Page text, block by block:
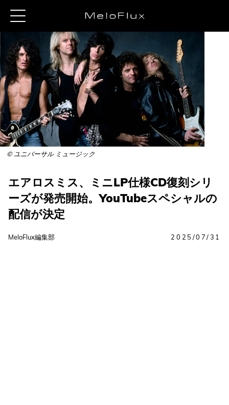
© ユニバーサル ミュージック
エアロスミス、ミニLP仕様CD復刻シリ
ーズが発売開始。YouTubeスペシャルの
配信が決定
MeloFlux編集部 2025/07/31